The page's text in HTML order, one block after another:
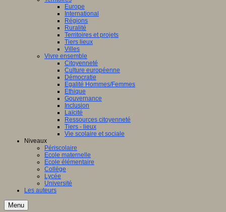
Europe
International
Régions
Ruralité
Territoires et projets
Tiers lieux
Villes
Vivre ensemble
Citoyenneté
Culture européenne
Démocratie
Egalité Hommes/Femmes
Ethique
Gouvernance
Inclusion
Laïcité
Ressources citoyenneté
Tiers - lieux
Vie scolaire et sociale
Niveaux
Périscolaire
Ecole maternelle
Ecole élémentaire
Collège
Lycée
Université
Les auteurs
Menu